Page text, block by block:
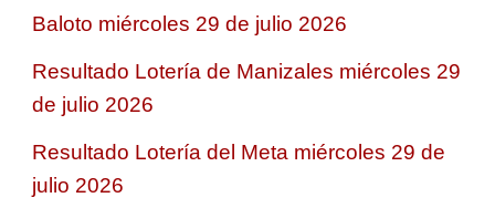
Baloto miércoles 29 de julio 2026
Resultado Lotería de Manizales miércoles 29
de julio 2026
Resultado Lotería del Meta miércoles 29 de
julio 2026